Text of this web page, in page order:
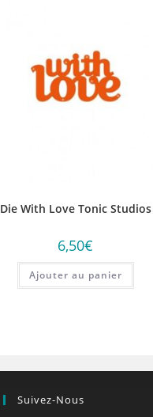
Die With Love Tonic Studios
6,50€
Ajouter au panier
Suivez-Nous